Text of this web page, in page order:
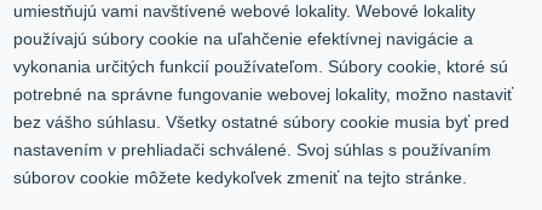
Volgogradská 9, 08001 Prešov
0917 353 303
predajna@inco-ag.sk
umiestňujú vami navštívené webové lokality. Webové lokality
používajú súbory cookie na uľahčenie efektívnej navigácie a
vykonania určitých funkcií používateľom. Súbory cookie, ktoré sú
potrebné na správne fungovanie webovej lokality, možno nastaviť
bez vášho súhlasu. Všetky ostatné súbory cookie musia byť pred
nastavením v prehliadači schválené. Svoj súhlas s používaním
súborov cookie môžete kedykoľvek zmeniť na tejto stránke.